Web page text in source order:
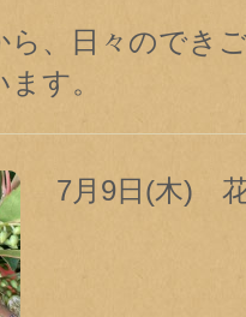
ら、日々のでき
す。
7月9日(木)